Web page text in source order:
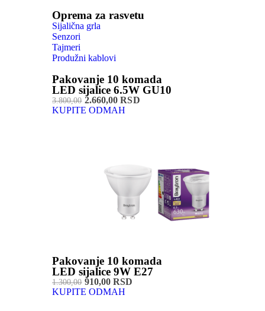
Oprema za rasvetu
Sijalična grla
Senzori
Tajmeri
Produžni kablovi
Pakovanje 10 komada
LED sijalice 6.5W GU10
3.800,002.660,00 RSD
KUPITE ODMAH
Pakovanje 10 komada
LED sijalice 9W E27
1.300,00910,00 RSD
KUPITE ODMAH